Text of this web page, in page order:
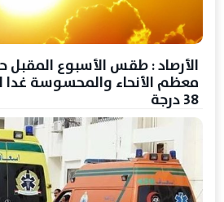
الأرصاد : طقس الأسبوع المقبل
معظم الأنحاء والمحسوسة غدا
38 درجة